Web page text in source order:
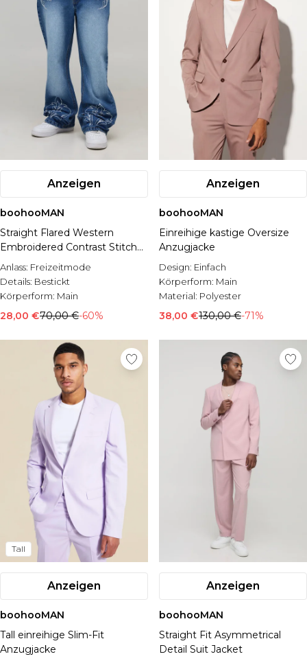
Anzeigen
boohooMAN
Straight Flared Western
Embroidered Contrast Stitch
Jeans
Anlass: Freizeitmode
Details: Bestickt
Körperform: Main
28,00 €70,00 €-60%
Anzeigen
boohooMAN
Einreihige kastige Oversize
Anzugjacke
Design: Einfach
Körperform: Main
Material: Polyester
38,00 €130,00 €-71%
Tall
Anzeigen
boohooMAN
Tall einreihige Slim-Fit
Anzugjacke
Anzeigen
boohooMAN
Straight Fit Asymmetrical
Detail Suit Jacket